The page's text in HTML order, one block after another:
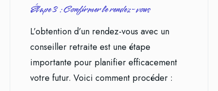
Étape 3 : Confirmer le rendez-vous
L’obtention d’un rendez-vous avec un
conseiller retraite est une étape
importante pour planifier efficacement
votre futur. Voici comment procéder :